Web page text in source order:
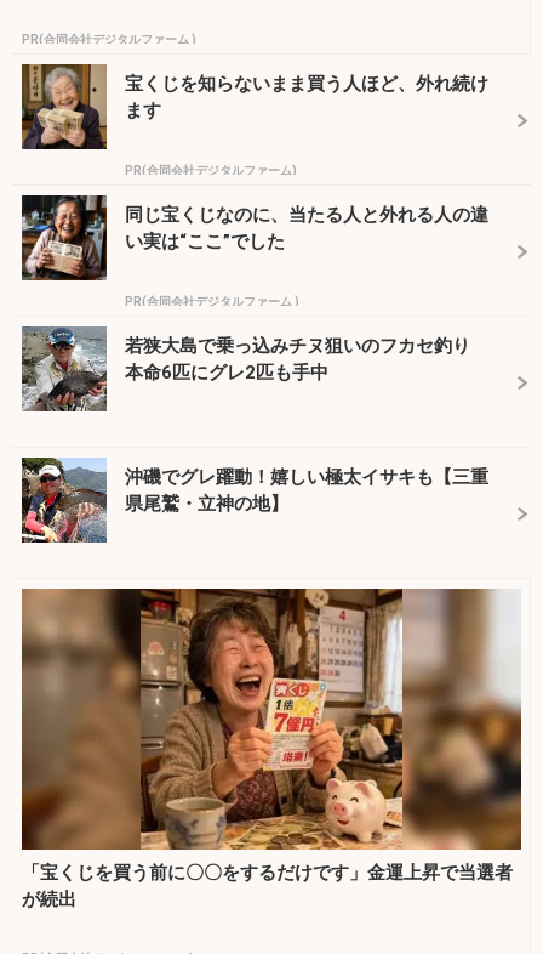
PR(合同会社デジタルファーム )
宝くじを知らないまま買う人ほど、外れ続け
ます
PR(合同会社デジタルファーム)
同じ宝くじなのに、当たる人と外れる人の違
い実は“ここ”でした
PR(合同会社デジタルファーム )
若狭大島で乗っ込みチヌ狙いのフカセ釣り
本命6匹にグレ2匹も手中
沖磯でグレ躍動！嬉しい極太イサキも【三重
県尾鷲・立神の地】
「宝くじを買う前に〇〇をするだけです」金運上昇で当選者
が続出